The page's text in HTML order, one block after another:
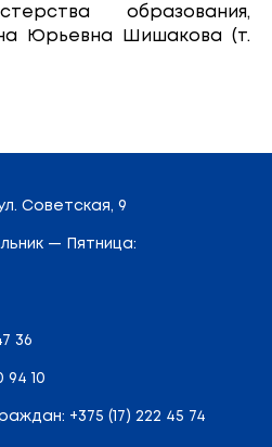
образования,
Юрьевна Шишакова (т.
Советская, 9
— Пятница:
36
94 10
+375 (17) 222 45 74